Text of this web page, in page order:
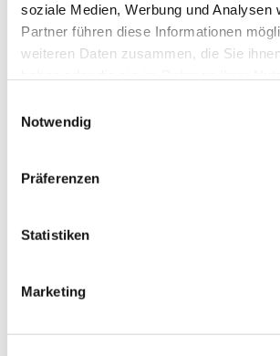
soziale Medien, Werbung und Analysen
Partner führen diese Informationen
weiteren Daten zusammen, die Sie
Notwendig
Präferenzen
Statistiken
Marketing